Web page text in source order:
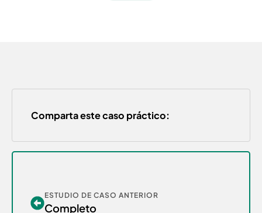
Comparta este caso práctico:
ESTUDIO DE CASO ANTERIOR
Completo